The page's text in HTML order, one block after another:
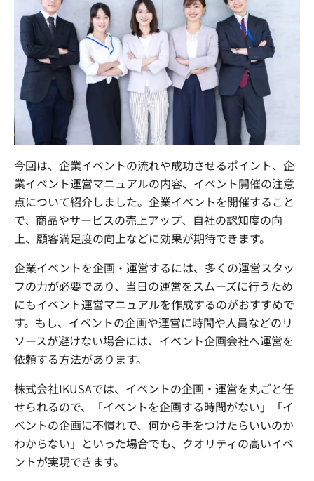
今回は、企業イベントの流れや成功させるポイント、企
業イベント運営マニュアルの内容、イベント開催の注意
点について紹介しました。企業イベントを開催すること
で、商品やサービスの売上アップ、自社の認知度の向
上、顧客満足度の向上などに効果が期待できます。
企業イベントを企画・運営するには、多くの運営スタッ
フの力が必要であり、当日の運営をスムーズに行うため
にもイベント運営マニュアルを作成するのがおすすめで
す。もし、イベントの企画や運営に時間や人員などのリ
ソースが避けない場合には、イベント企画会社へ運営を
依頼する方法があります。
株式会社IKUSAでは、イベントの企画・運営を丸ごと任
せられるので、「イベントを企画する時間がない」「イ
ベントの企画に不慣れで、何から手をつけたらいいのか
わからない」といった場合でも、クオリティの高いイベ
ントが実現できます。